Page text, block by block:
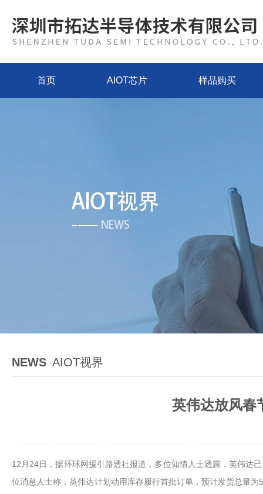
首页 AIOT芯片 样品购买
NEWS AIOT视界
英伟达放风
12月24日，据环球网援引路透社报道，多位知情人士透露，英伟达
位消息人士称，英伟达计划动用库存履行首批订单，预计发货总量